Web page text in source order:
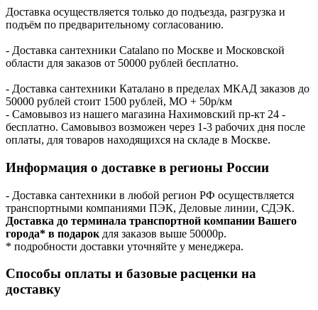
Доставка осуществляется только до подъезда, разгрузка и
подъём по предварительному согласованию.
- Доставка сантехники Catalano по Москве и Московской
области для заказов от 50000 рублей бесплатно.
- Доставка сантехники Каталано в пределах МКАД заказов до
50000 рублей стоит 1500 рублей, МО + 50р/км
- Самовывоз из нашего магазина Нахимовский пр-кт 24 -
бесплатно. Самовывоз возможен через 1-3 рабочих дня после
оплаты, для товаров находящихся на складе в Москве.
Информация о доставке в регионы России
- Доставка сантехники в любой регион РФ осуществляется
транспортными компаниями ПЭК, Деловые линии, СДЭК.
Доставка до терминала транспортной компании Вашего
города* в подарок для заказов выше 50000р.
* подробности доставки уточняйте у менеджера.
Способы оплаты и базовые расценки на
доставку